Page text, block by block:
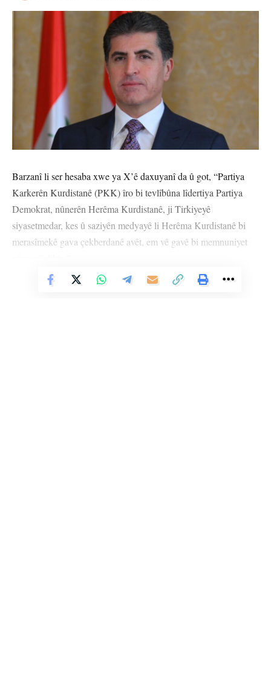
Barzanî li ser hesaba xwe ya X’ê daxuyanî da û got, “Partiya
Karkerên Kurdistanê (PKK) îro bi tevlîbûna lîdertiya Partiya
Demokrat, nûnerên Herêma Kurdistanê, ji Tirkiyeyê
siyasetmedar, kes û saziyên medyayê li Herêma Kurdistanê bi
merasîmekê gava çekberdanê avêt, em vê gavê bi memnuniyet
Di dewama daxuyaniyê de ev tişt jî hatin gotin: “Ev ji bo
Vê Nûçeyê Bixwîne